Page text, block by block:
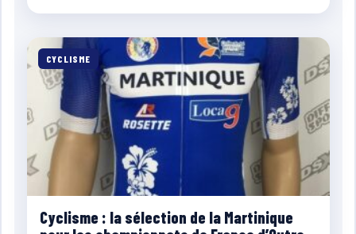
CYCLISME
Cyclisme : la sélection de la Martinique